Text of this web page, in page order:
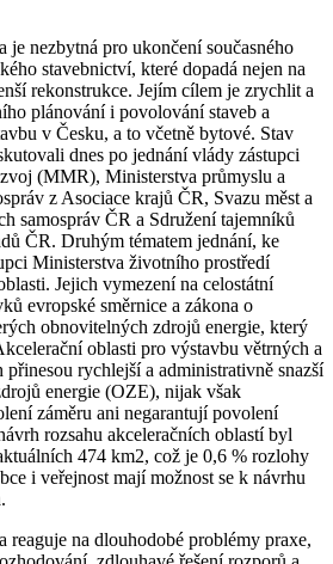
je nezbytná pro ukončení současného
stavebnictví, které dopadá nejen na
rekonstrukce. Jejím cílem je zrychlit a
plánování i povolování staveb a
v Česku, a to včetně bytové. Stav
dnes po jednání vlády zástupci
(MMR), Ministerstva průmyslu a
z Asociace krajů ČR, Svazu měst a
samospráv ČR a Sdružení tajemníků
ČR. Druhým tématem jednání, ke
Ministerstva životního prostředí
Jejich vymezení na celostátní
evropské směrnice a zákona o
obnovitelných zdrojů energie, který
oblasti pro výstavbu větrných a
rychlejší a administrativně snazší
energie (OZE), nijak však
záměru ani negarantují povolení
rozsahu akceleračních oblastí byl
474 km2, což je 0,6 % rozlohy
i veřejnost mají možnost se k návrhu
reaguje na dlouhodobé problémy praxe,